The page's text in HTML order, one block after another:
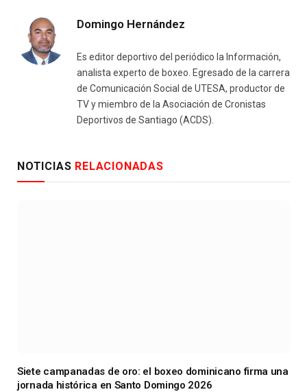
Domingo Hernández
Es editor deportivo del periódico la Información,
analista experto de boxeo. Egresado de la carrera
de Comunicación Social de UTESA, productor de
TV y miembro de la Asociación de Cronistas
Deportivos de Santiago (ACDS).
NOTICIAS RELACIONADAS
Siete campanadas de oro: el boxeo dominicano firma una
jornada histórica en Santo Domingo 2026